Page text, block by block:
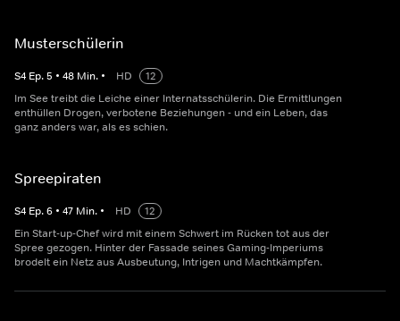
Musterschülerin
S4 Ep.5 • 48 Min. • HD
12
Im See treibt die Leiche einer Internatsschülerin. Die Ermittlungen
enthüllen Drogen, verbotene Beziehungen - und ein Leben, das
ganz anders war, als es schien.
Spreepiraten
S4 Ep.6 • 47 Min. • HD
12
Ein Start-up-Chef wird mit einem Schwert im Rücken tot aus der
Spree gezogen. Hinter der Fassade seines Gaming-Imperiums
brodelt ein Netz aus Ausbeutung, Intrigen und Machtkämpfen.